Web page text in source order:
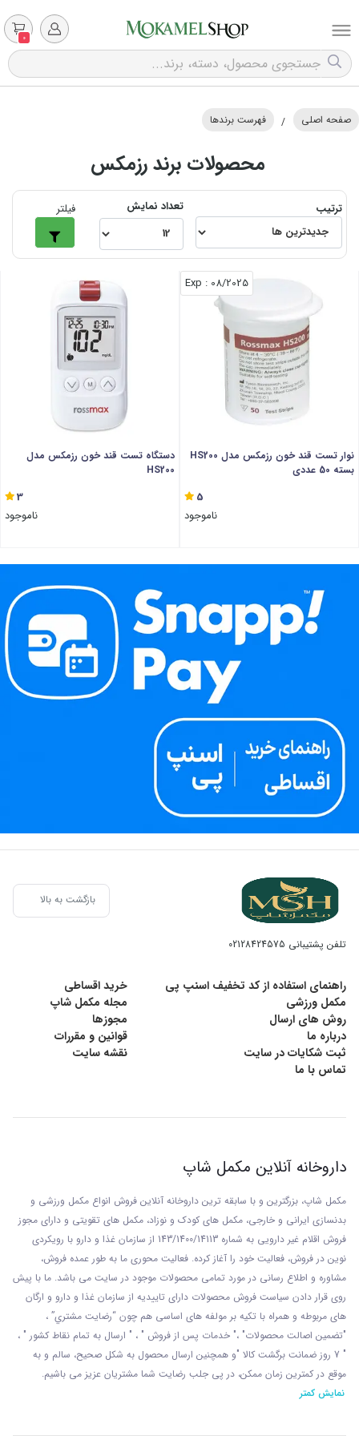
0
صفحه اصلی / فهرست برندها
محصولات برند رزمکس
ترتیب تعداد نمایش فیلتر
08/2025
: Exp
نوار تست قند خون رزمکس مدل HS200
بسته 50 عددی
5
ناموجود
دستگاه تست قند خون رزمکس مدل
HS200
3
ناموجود
بازگشت به بالا
تلفن پشتیبانی 02128424575
راهنمای استفاده از کد تخفیف اسنپ پی
خرید اقساطی
مکمل ورزشی
مجله مکمل شاپ
روش های ارسال
مجوزها
درباره ما
قوانین و مقررات
ثبت شکایات در سایت
نقشه سایت
تماس با ما
داروخانه آنلاین مکمل شاپ
مکمل شاپ، بزرگترین و با سابقه ترین داروخانه آنلاین فروش انواع مکمل ورزشی و
بدنسازی ایرانی و خارجی، مکمل های کودک و نوزاد، مکمل های تقویتی و دارای مجوز
فروش اقلام غیر دارویی به شماره 143/1400/14113 از
سازمان غذا و دارو با رويکردی
نوين در فروش، فعاليت خود را آغاز کرده. فعاليت محوری ما به طور عمده فروش،
مشاوره و اطلاع رسانی در مورد تمامی محصولات موجود در سایت می باشد. ما با پيش
روی قرار دادن سياست فروش محصولات دارای تاييديه از سازمان غذا و دارو و ارگان
های مربوطه و همراه با تکيه بر مولفه های اساسی هم چون “رضايت مشتري” ،
"تضمين اصالت محصولات" ،" خدمات پس از فروش " ، " ارسال به تمام نقاط کشور " ،
" 7 روز ضمانت برگشت کالا "و همچنين ارسال محصول به شکل صحيح، سالم و به
موقع در کمترين زمان ممکن، در پی جلب رضايت شما مشتريان عزیز می باشيم.
نمایش کمتر